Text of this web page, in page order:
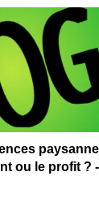
ou le profit ?